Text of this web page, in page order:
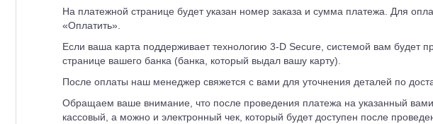
На платежной странице будет указан номер заказа и сумма платежа. Для
«Оплатить».
Если ваша карта поддерживает технологию 3-D Secure, системой вам будет
странице вашего банка (банка, который выдал вашу карту).
После оплаты наш менеджер свяжется с вами для уточнения деталей по
Обращаем ваше внимание, что после проведения платежа на указанный
кассовый, а можно и электронный чек, который будет доступен после